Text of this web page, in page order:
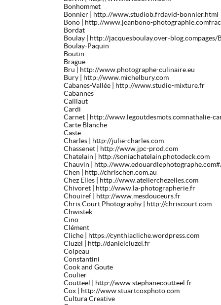
Bonhommet
Bonnier | http://www.studiob.frdavid-bonnier.html
Bono | http://www.jeanbono-
Bordat
Boulay | http://jacquesboulay.over-
Boulay-Paquin
Boutin
Brague
Bru | http://www.photographe-culinaire.eu
Bury | http://www.michelbury.com
Cabanes-Vallée | http://www.studio-mixture.fr
Cabannes
Caillaut
Cardi
Carnet | http://www.legoutdesmots.comnathalie-
Carte Blanche
Caste
Charles | http://julie-charles.com
Chassenet | http://www.jpc-prod.com
Chatelain | http://soniachatelain.photodeck.com
Chauvin | http://
Chen | http://chrischen.com.au
Chez Elles | http://www.atelierchezelles.com
Chivoret | http://www.la-photographerie.fr
Chouiref | http://www.mesdouceurs.fr
Chris Court Photography | http://chriscourt.com
Chwistek
Cino
Clément
Cliche | https://cynthiacliche.wordpress.com
Cluzel | http://danielcluzel.fr
Coipeau
Constantini
Cook and Goute
Coulier
Coutteel | http://www.stephanecoutteel.fr
Cox | http://www.stuartcoxphoto.com
Cultura Creative